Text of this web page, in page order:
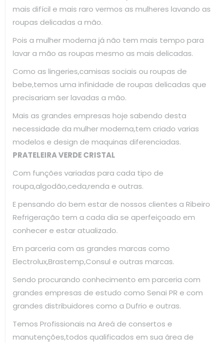
mais difícil e mais raro vermos as mulheres lavando as
roupas delicadas a mão.
Pois a mulher moderna já não tem mais tempo para
lavar a mão as roupas mesmo as mais delicadas.
Como as lingeries,camisas sociais ou roupas de
bebe,temos uma infinidade de roupas delicadas que
precisariam ser lavadas a mão.
Mais as grandes empresas hoje sabendo desta
necessidade da mulher moderna,tem criado varias
modelos e design de maquinas diferenciadas.
PRATELEIRA VERDE CRISTAL
Com funções variadas para cada tipo de
roupa,algodão,ceda,renda e outras.
E pensando do bem estar de nossos clientes a Ribeiro
Refrigeração tem a cada dia se aperfeiçoado em
conhecer e estar atualizado.
Em parceria com as grandes marcas como
Electrolux,Brastemp,Consul e outras marcas.
Sendo procurando conhecimento em parceria com
grandes empresas de estudo como Senai PR e com
grandes distribuidores como a Dufrio e outras.
Temos Profissionais na Areá de consertos e
manutenções,todos qualificados em sua área de